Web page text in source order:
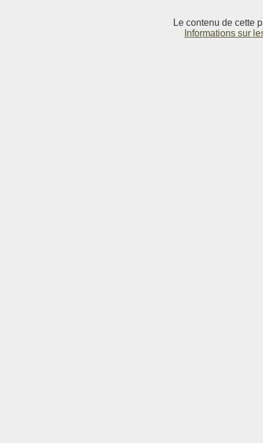
Le contenu de cette
Informations sur